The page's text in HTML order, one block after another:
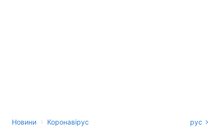
Новини › Коронавірус рус